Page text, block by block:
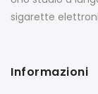
sigarette
Informazioni